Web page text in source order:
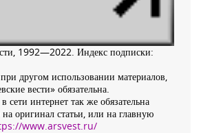
1992—2022. Индекс подписки:
другом использовании материалов,
вести» обязательна.
сети интернет так же обязательна
оригинал статьи, или на главную
www.arsvest.ru/